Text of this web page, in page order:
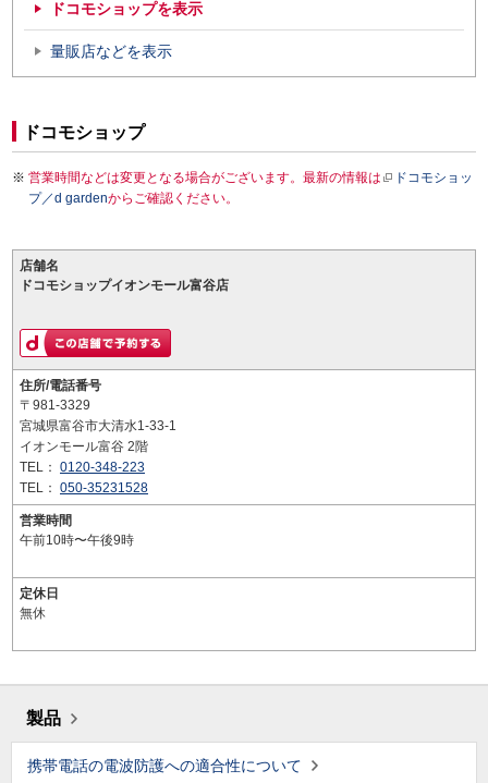
ドコモショップを表示
量販店などを表示
ドコモショップ
営業時間などは変更となる場合がございます。最新の情報は
ドコモショッ
プ／d gardenからご確認ください。
店舗名
ドコモショップイオンモール富谷店
住所/電話番号
〒981-3329
宮城県富谷市大清水1-33-1
イオンモール富谷 2階
TEL： 0120-348-223
TEL： 050-35231528
営業時間
午前10時〜午後9時
定休日
無休
製品
携帯電話の電波防護への適合性について